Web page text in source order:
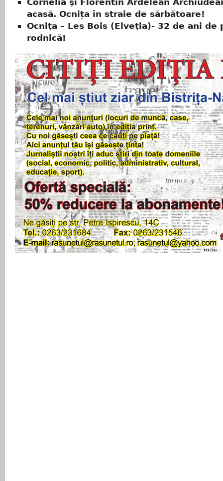
acasă. Ocnița în straie de sărbătoare!
Ocniţa – Les Bois (Elveţia)- 32 de ani de
rodnică!